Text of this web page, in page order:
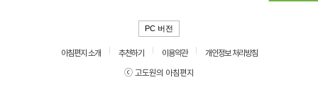
PC 버전
아침편지 소개 추천하기 이용약관
개인정보 처리방침
ⓒ 고도원의 아침편지